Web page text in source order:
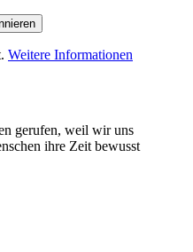
Weitere Informationen
gerufen, weil wir uns
ihre Zeit bewusst